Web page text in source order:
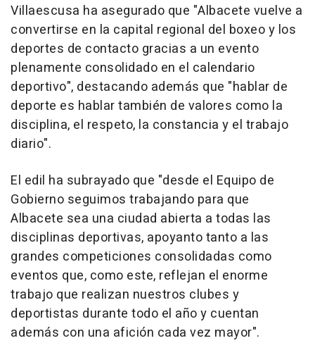
Villaescusa ha asegurado que "Albacete vuelve a
convertirse en la capital regional del boxeo y los
deportes de contacto gracias a un evento
plenamente consolidado en el calendario
deportivo", destacando además que "hablar de
deporte es hablar también de valores como la
disciplina, el respeto, la constancia y el trabajo
diario".
El edil ha subrayado que "desde el Equipo de
Gobierno seguimos trabajando para que
Albacete sea una ciudad abierta a todas las
disciplinas deportivas, apoyanto tanto a las
grandes competiciones consolidadas como
eventos que, como este, reflejan el enorme
trabajo que realizan nuestros clubes y
deportistas durante todo el año y cuentan
además con una afición cada vez mayor".